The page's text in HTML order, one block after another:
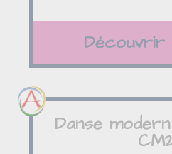
Découvrir
Danse